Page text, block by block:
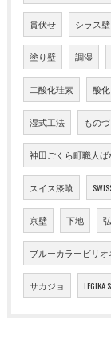
貫伏せ シラス壁
塗り壁 調湿
二酸化珪素 酸
湿式工法 もの
神田ごくら町職人ば
スイス漆喰
京壁 下地
ブルーカラービリオ
サカジョ LEGIKA